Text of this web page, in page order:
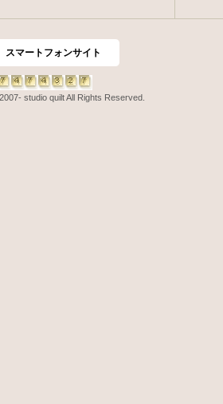
スマートフォンサイト
studio quilt All Rights Reserved.